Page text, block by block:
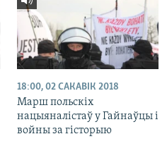
18:00, 02 САКАВІК 2018
Марш польскіх
нацыяналістаў у Гайнаўцы і
войны за гісторыю